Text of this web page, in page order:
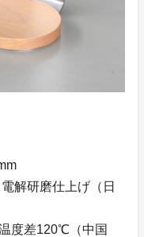
解研磨仕上げ（日
度差120℃（中国